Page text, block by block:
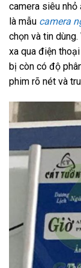
camera siêu nhỏ
là mẫu camera
chọn và tin
xa qua điện
bị còn có độ
phim rõ nét và